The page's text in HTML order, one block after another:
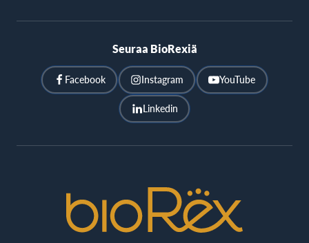
Seuraa BioRexiä
Facebook Instagram YouTube
Linkedin
Cinemas